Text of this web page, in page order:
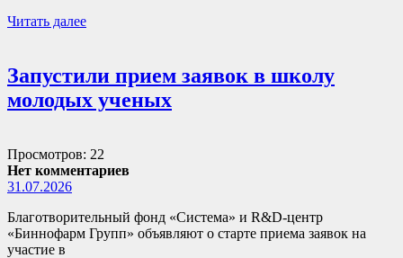
Читать далее
Запустили прием заявок в школу
молодых ученых
Просмотров: 22
Нет комментариев
31.07.2026
Благотворительный фонд «Система» и R&D-центр
«Биннофарм Групп» объявляют о старте приема заявок на
участие в